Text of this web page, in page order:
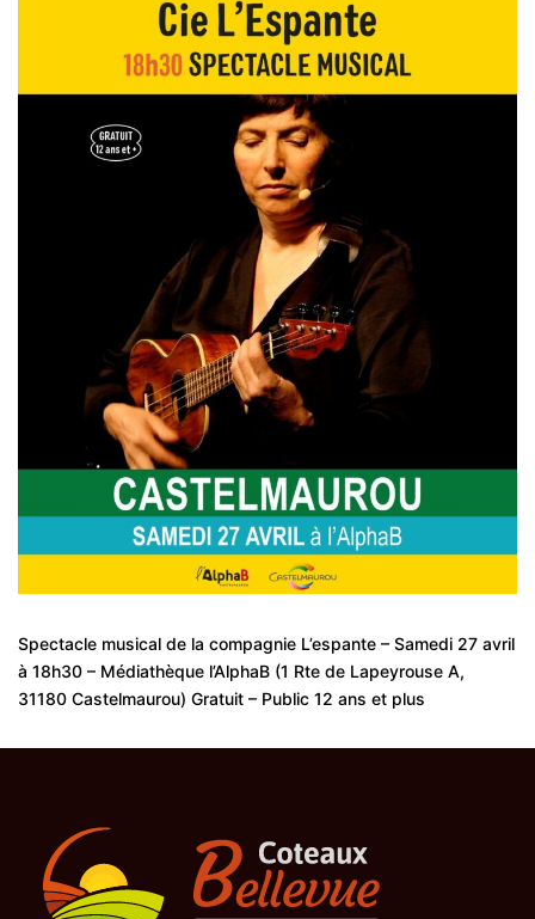
Spectacle musical de la compagnie L’espante – Samedi 27 avril
à 18h30 – Médiathèque l’AlphaB (1 Rte de Lapeyrouse A,
31180 Castelmaurou) Gratuit – Public 12 ans et plus